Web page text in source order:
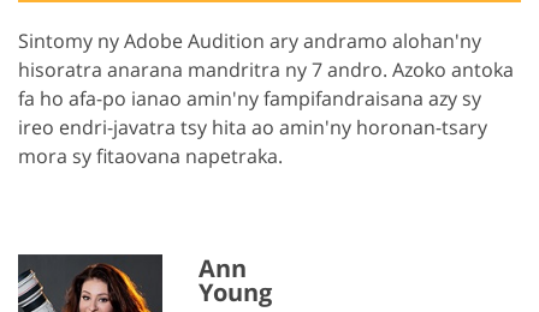
Sintomy ny Adobe Audition ary andramo alohan'ny
hisoratra anarana mandritra ny 7 andro. Azoko antoka
fa ho afa-po ianao amin'ny fampifandraisana azy sy
ireo endri-javatra tsy hita ao amin'ny horonan-tsary
mora sy fitaovana napetraka.
Ann
Young